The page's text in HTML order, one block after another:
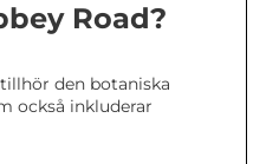
Road?
den botaniska
också inkluderar